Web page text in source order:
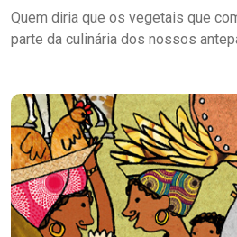
Quem diria que os vegetais que
parte da culinária dos nossos